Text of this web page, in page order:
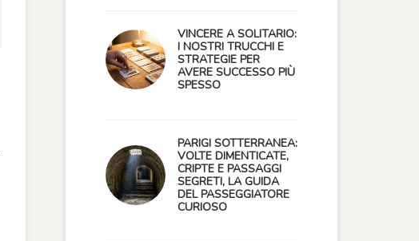
VINCERE A SOLITARIO:
I NOSTRI TRUCCHI E
STRATEGIE PER
AVERE SUCCESSO PIÙ
SPESSO
PARIGI SOTTERRANEA:
VOLTE DIMENTICATE,
CRIPTE E PASSAGGI
SEGRETI, LA GUIDA
DEL PASSEGGIATORE
CURIOSO